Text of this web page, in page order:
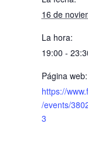
16 de
La hora:
19:00 -
Página web:
https://
/events/
3